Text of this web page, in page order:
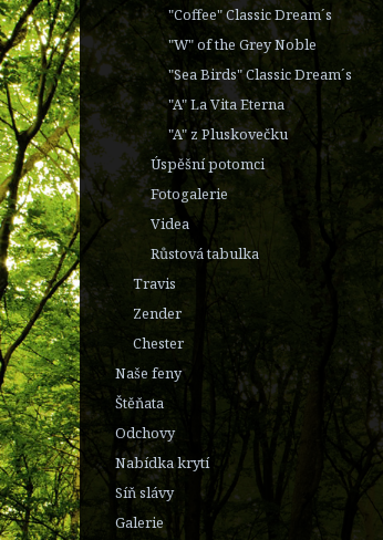
"Coffee" Classic Dream´s
"W" of the Grey Noble
"Sea Birds" Classic Dream´s
"A" La Vita Eterna
"A" z Pluskovečku
Úspěšní potomci
Fotogalerie
Videa
Růstová tabulka
Travis
Zender
Chester
Naše feny
Štěňata
Odchovy
Nabídka krytí
Síň slávy
Galerie